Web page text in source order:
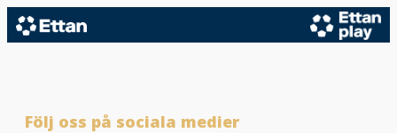
Följ oss på sociala medier